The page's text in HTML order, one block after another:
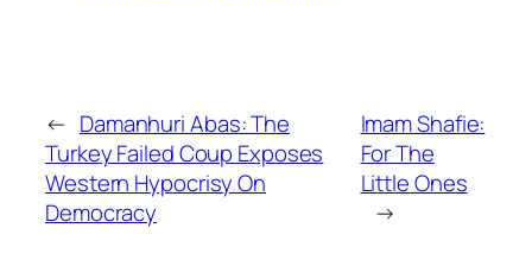
← Damanhuri Abas: The
Turkey Failed Coup Exposes
Western Hypocrisy On
Democracy
Imam Shafie:
For The
Little Ones
→